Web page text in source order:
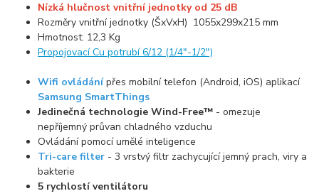
Nízká hlučnost vnitřní jednotky od 25 dB
Rozměry vnitřní jednotky (ŠxVxH) 1055x299x215 mm
Hmotnost: 12,3 Kg
Propojovací Cu potrubí 6/12 (1/4"-1/2")
Wifi ovládánípřes mobilní telefon (Android, iOS) aplikací
Samsung SmartThings
Jedinečná technologie Wind-Free™ - omezuje
nepříjemný průvan chladného vzduchu
Ovládání pomocí umělé inteligence
Tri-care filter - 3 vrstvý filtr zachycující jemný prach, viry a
bakterie
5 rychlostí ventilátoru